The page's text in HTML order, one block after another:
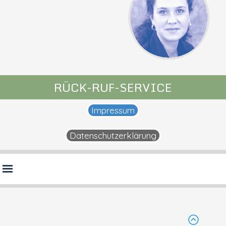
RÜCK-RUF-SERVICE
Impressum
Datenschutzerklärung
Menü überspringen